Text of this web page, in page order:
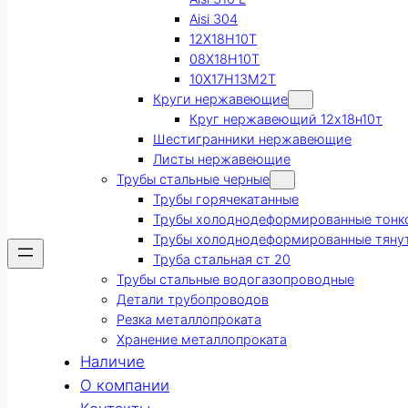
Aisi 304
12Х18Н10Т
08Х18Н10Т
10Х17Н13М2Т
Круги нержавеющие
Круг нержавеющий 12х18н10т
Шестигранники нержавеющие
Листы нержавеющие
Трубы стальные черные
Трубы горячекатанные
Трубы холоднодеформированные
Трубы холоднодеформированные
Труба стальная ст 20
Трубы стальные водогазопроводные
Детали трубопроводов
Резка металлопроката
Хранение металлопроката
Наличие
О компании